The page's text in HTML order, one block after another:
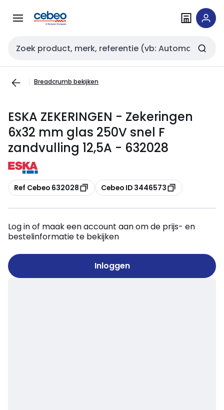
naar
naar
Zoekveld invoer
Breadcrumb bekijken
ESKA ZEKERINGEN - Zekeringen
6x32 mm glas 250V snel F
zandvulling 12,5A - 632028
Kopiëren
Ref Cebeo 632028 Kopiëren
Cebeo ID 3446573
Log in of maak een account aan om de prijs- en
bestelinformatie te bekijken
Inloggen